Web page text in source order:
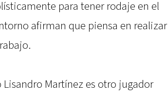
para tener rodaje en el
afirman que piensa en realizar
Martínez es otro jugador